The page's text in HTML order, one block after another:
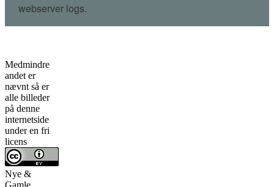
Medmindre
andet er
nævnt så er
alle billeder
på denne
internetside
under en fri
licens
Nye &